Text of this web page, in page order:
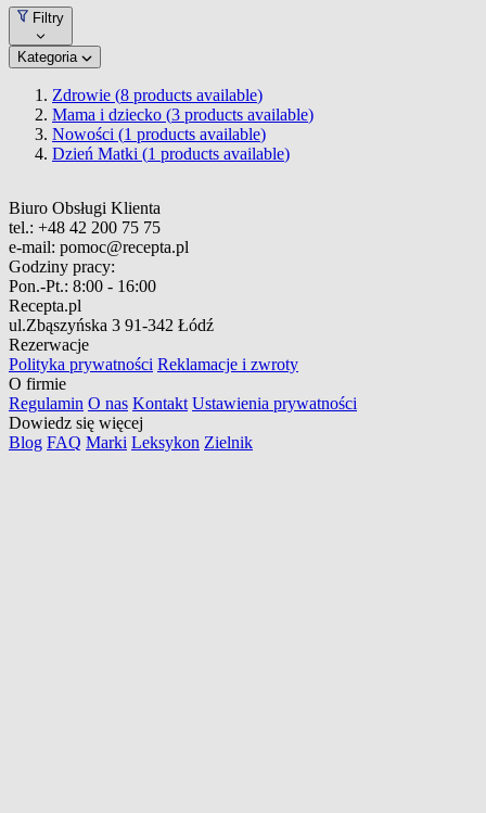
Filtry
Kategoria
Zdrowie (8 products available)
Mama i dziecko (3 products available)
Nowości (1 products available)
Dzień Matki (1 products available)
Biuro Obsługi Klienta
tel.: +48 42 200 75 75
e-mail: pomoc@recepta.pl
Godziny pracy:
Pon.-Pt.: 8:00 - 16:00
Recepta.pl
ul.Zbąszyńska 3 91-342 Łódź
Rezerwacje
Polityka prywatności Reklamacje i zwroty
O firmie
Regulamin O nas Kontakt Ustawienia prywatności
Dowiedz się więcej
Blog FAQ Marki Leksykon Zielnik